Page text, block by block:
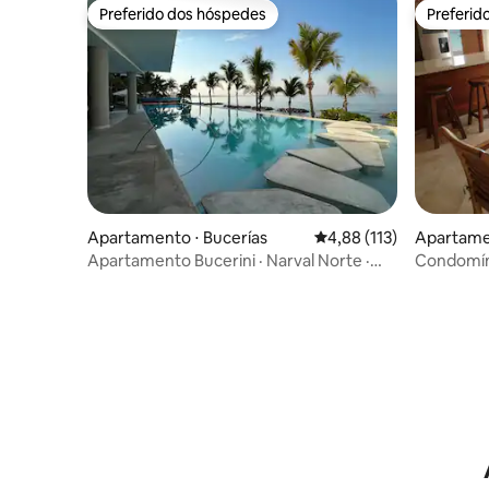
Preferido dos hóspedes
Preferido dos hóspedes
Apartamento ⋅ Bucerías 4,88 de uma avaliação
4,88 (113)
Apartamento Bucerini · Narval Norte ·